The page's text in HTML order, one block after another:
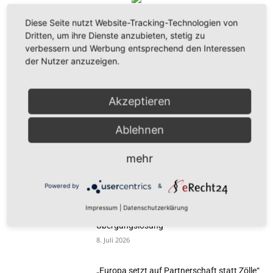
MOST READ
„Vorschlag bleibt hinter den Klimazielen
„Europa darf seinen Zahlungsverkehr nicht
länger anderen überlassen“
13. Juli 2026
„Der Kampf gegen Missbrauchsbilder im
Netz verdient mehr als eine
Übergangslösung“
8. Juli 2026
„Europa setzt auf Partnerschaft statt Zölle“
Diese Seite nutzt Website-Tracking-Technologien von
Dritten, um ihre Dienste anzubieten, stetig zu
verbessern und Werbung entsprechend den Interessen
der Nutzer anzuzeigen.
Akzeptieren
Ablehnen
mehr
Powered by &
Impressum Datenschutzerklärung